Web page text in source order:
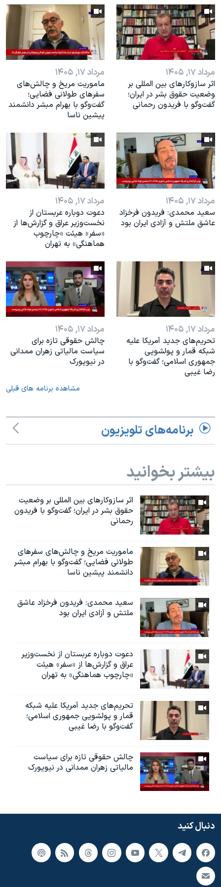
نرگس محمدی برنده جایزه نوبل صلح
همایش محافظه‌کاران آمریکا «سی‌پک»
صفحه‌های ویژه
سفر پرزیدنت ترامپ به چینمرداد ۱۷, ۱۴۰۵
اثر ساز‌و‌کارهای بین المللی بر
وضعیت حقوق بشر در ایران؛
گفت‌وگو با فریدون رحمانی
مرداد ۱۷, ۱۴۰۵
ماموریت مریخ و چالش‌های
سفرهای طولانی فضایی؛
گفت‌وگو با بهرام مبشر دانشمند
پیشین ناسا
مرداد ۱۷, ۱۴۰۵
سعید محمدی: فریدون فرخزاد
عاشق ملتش و آزادی ایران بود
مرداد ۱۷, ۱۴۰۵
دعوت دوباره عربستان از
نخست‌وزیر عراق و گزارش‌ها از
«سفر» هیئت «چارچوب
هماهنگی» به تهران
مرداد ۱۷, ۱۴۰۵
تحریم‌های جدید آمریکا علیه
شبکه قمار و پولشویی
جمهوری اسلامی؛ گفت‌وگو با
رضا غیبی
مرداد ۱۷, ۱۴۰۵
چالش حقوقی تازه برای
سیاست مالیاتی زهران ممدانی
در نیویورک
مشاهده برنامه های قبلی
برنامه‌های تلویزیون
بیشتر بخوانید
اثر ساز‌و‌کارهای بین المللی بر وضعیت
حقوق بشر در ایران؛ گفت‌وگو با فریدون
رحمانی
ماموریت مریخ و چالش‌های سفرهای
طولانی فضایی؛ گفت‌وگو با بهرام مبشر
دانشمند پیشین ناسا
سعید محمدی: فریدون فرخزاد عاشق
ملتش و آزادی ایران بود
دعوت دوباره عربستان از نخست‌وزیر
عراق و گزارش‌ها از «سفر» هیئت
«چارچوب هماهنگی» به تهران
تحریم‌های جدید آمریکا علیه شبکه
قمار و پولشویی جمهوری اسلامی؛
گفت‌وگو با رضا غیبی
چالش حقوقی تازه برای سیاست
مالیاتی زهران ممدانی در نیویورک
دنبال کنید